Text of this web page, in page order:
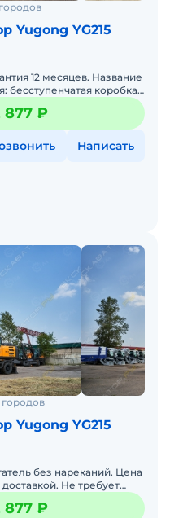
Yugong YG215
12 месяцев. Название
бесступенчатая коробка
Макс. скорость
877 ₽
Написать
Yugong YG215
без нареканий. Цена
Не требует
дилера. Готова к
877 ₽